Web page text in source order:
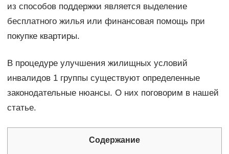
из способов поддержки является выделение
бесплатного жилья или финансовая помощь при
покупке квартиры.
В процедуре улучшения жилищных условий
инвалидов 1 группы существуют определенные
законодательные нюансы. О них поговорим в нашей
статье.
Содержание